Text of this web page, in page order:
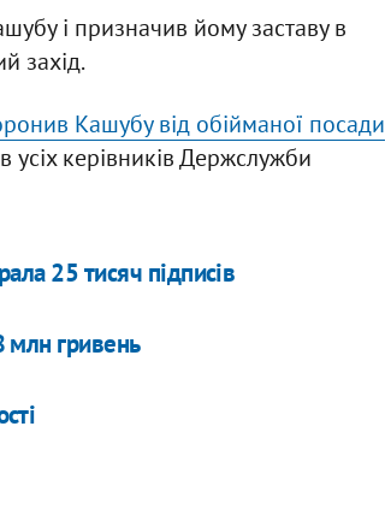
і призначив йому заставу в
захід.
Кашубу від обійманої посади
усіх керівників Держслужби
25 тисяч підписів
млн гривень